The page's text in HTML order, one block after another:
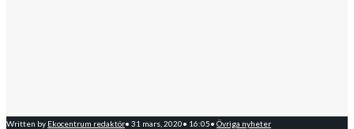
Written by Ekocentrum redaktör• 31 mars, 2020• 16:05• Övriga nyheter